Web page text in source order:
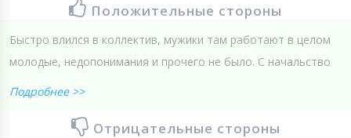
Положительные стороны
Быстро влился в коллектив, мужики там работают в целом
молодые, недопонимания и прочего не было. С начальство
Подробнее >>
Отрицательные стороны